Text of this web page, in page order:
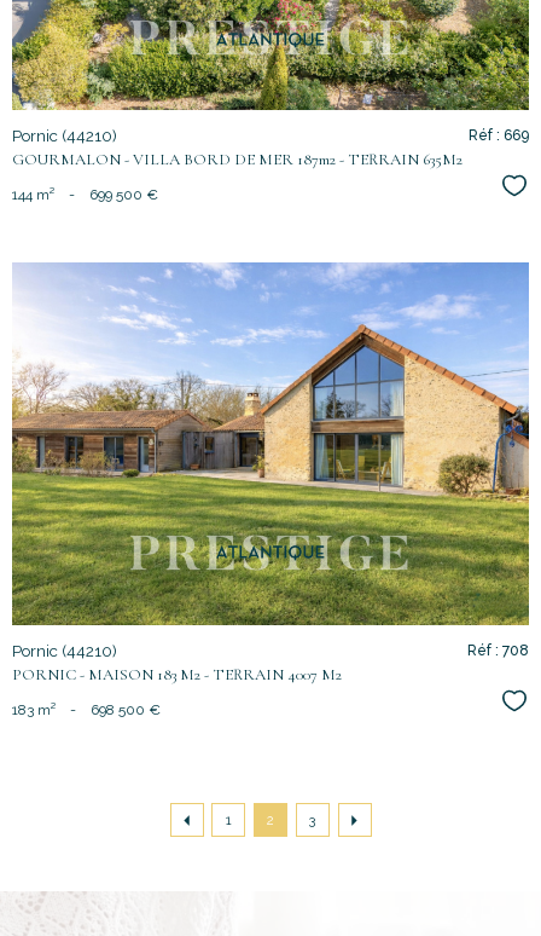
Pornic (44210)
GOURMALON - VILLA BORD DE MER 187m2 - TERRAIN 635M2
Réf : 669
144 m² - 699 500 €
voir le
bien
Pornic (44210)
PORNIC - MAISON 183 M2 - TERRAIN 4007 M2
Réf : 708
183 m² - 698 500 €
1 2 3